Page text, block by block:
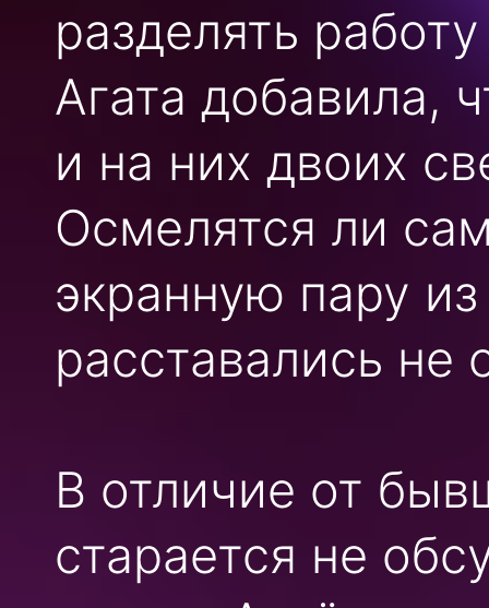
разделять
Агата добавила,
и на них двоих
Осмелятся ли
экранную пару
расставались
В отличие от
старается не